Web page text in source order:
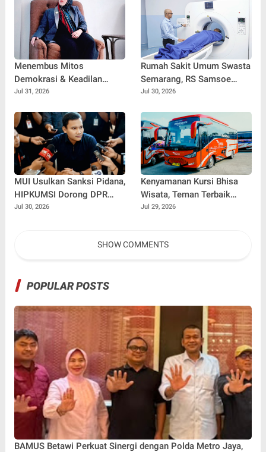
Menembus Mitos
Demokrasi & Keadilan
Sosial: Adv. Fara Fariha
Simpati Publik dan Aksi
Main Hakim Sendiri
Jul 31, 2026
Rumah Sakit Umum Swasta
Semarang, RS Samsoe
Hidajat Perluas Layanan
Jul 30, 2026
MUI Usulkan Sanksi Pidana,
HIPKUMSI Dorong DPR
Segera Bertindak
Jul 30, 2026
Kenyamanan Kursi Bhisa
Wisata, Teman Terbaik
untuk Perjalanan Jauh
Jul 29, 2026
SHOW COMMENTS
POPULAR POSTS
BAMUS Betawi Perkuat Sinergi dengan Polda Metro Jaya,